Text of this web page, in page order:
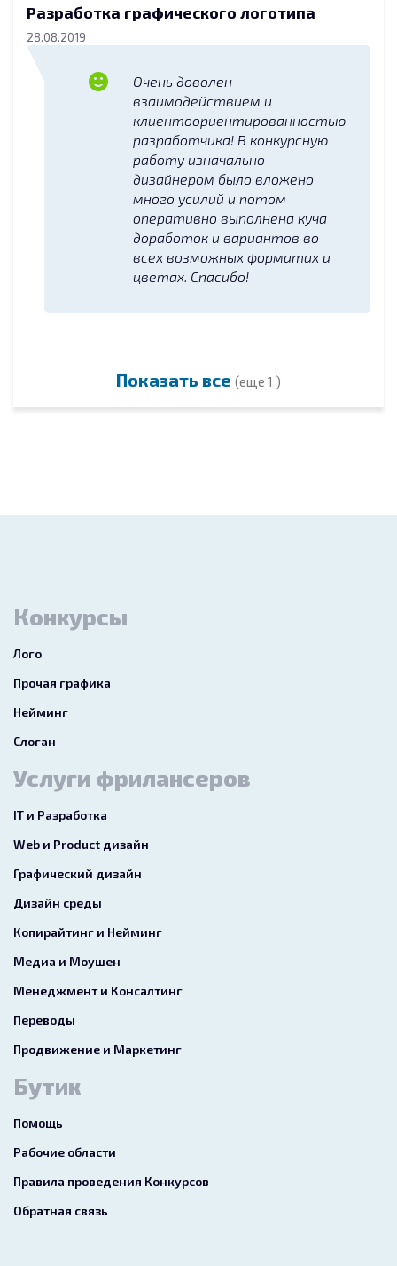
Разработка графического логотипа
28.08.2019
Очень доволен
взаимодействием и
клиентоориентированностью
разработчика! В конкурсную
работу изначально
дизайнером было вложено
много усилий и потом
оперативно выполнена куча
доработок и вариантов во
всех возможных форматах и
цветах. Спасибо!
Показать все (еще 1 )
Конкурсы
Лого
Прочая графика
Нейминг
Слоган
Услуги фрилансеров
IT и Разработка
Web и Product дизайн
Графический дизайн
Дизайн среды
Копирайтинг и Нейминг
Медиа и Моушен
Менеджмент и Консалтинг
Переводы
Продвижение и Маркетинг
Бутик
Помощь
Рабочие области
Правила проведения Конкурсов
Обратная связь